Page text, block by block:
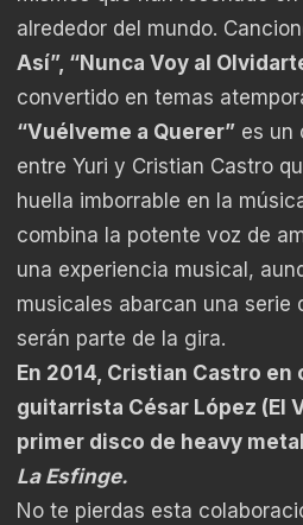
alrededor del mundo.
Así”, “Nunca Voy al
convertido en temas
“Vuélveme a Querer” es un
entre Yuri y Cristian Castro
huella imborrable en la
combina la potente voz de
una experiencia musical,
musicales abarcan una serie
serán parte de la gira.
En 2014, Cristian Castro en
guitarrista César López (El
primer disco de heavy
La Esfinge.
No te pierdas esta